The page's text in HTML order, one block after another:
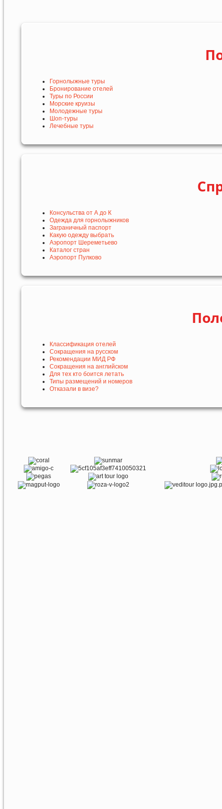
Горнолыжные туры
Бронирование отелей
Туры по России
Морские круизы
Молодежные туры
Шоп-туры
Лечебные туры
Консульства от А до К
Одежда для горнолыжников
Заграничный паспорт
Какую одежду выбрать
Аэропорт Шереметьево
Каталог стран
Аэропорт Пулково
Классификация отелей
Сокращения на русском
Рекомендации МИД РФ
Сокращения на английском
Для тех кто боится летать
Типы размещений и номеров
Отказали в визе?